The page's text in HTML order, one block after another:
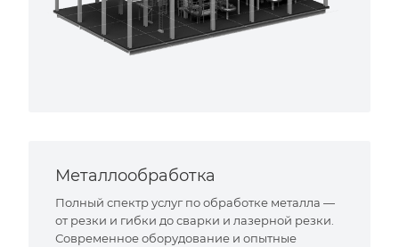
Металлообработка
Полный спектр услуг по обработке металла —
от резки и гибки до сварки и лазерной резки.
Современное оборудование и опытные